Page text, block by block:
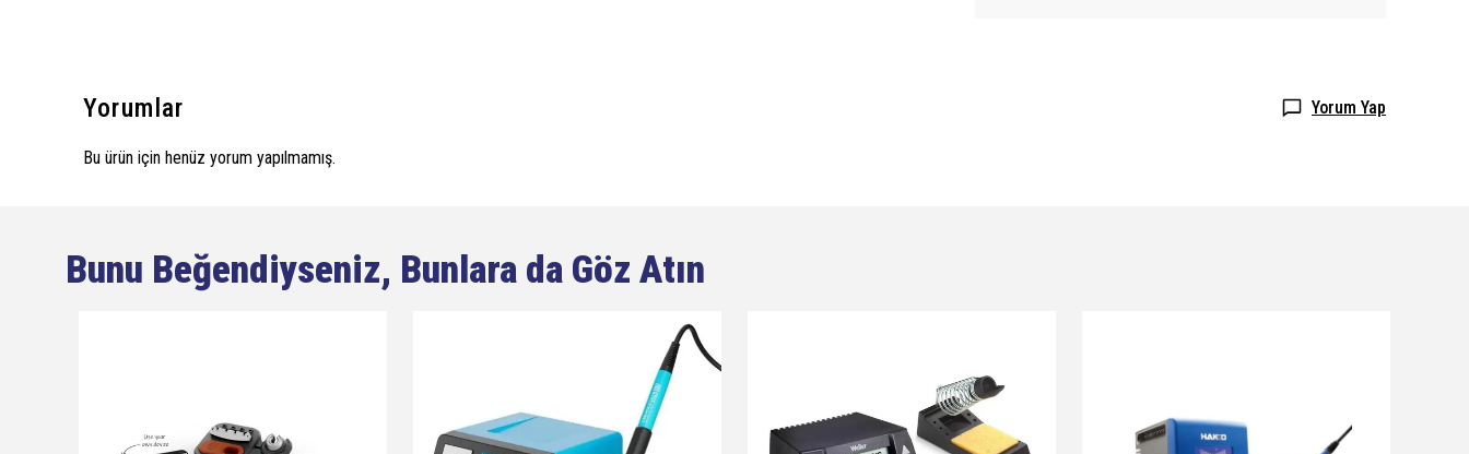
Yorumlar Yorum Yap
Bu ürün için henüz yorum yapılmamış.
Bunu Beğendiyseniz, Bunlara da Göz Atın